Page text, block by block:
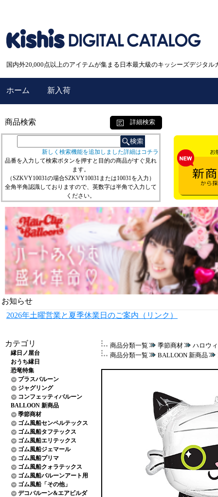
国内外20,000点以上のアイテムが集まる日本最大級のキッシーズデジタル
ホーム 新入荷
商品検索 詳細検索
新しく検索機能を追加しました詳細はコチラ
品番を入力して検索ボタンを押すと目的の商品がすぐ見れ
ます。
（SZKVY10031の場合SZKVY10031または10031を入力）
全角半角認識しておりますので、英数字は半角で入力して
ください。
お知らせ
2026年土曜営業と夏季休業日のご案内（リンク）
カテゴリ
縁日ノ屋台
おうち縁日
恐竜特集
プラスバルーン
ジャグリング
コンフェッティバルーン
BALLOON 新商品
季節商材
ゴム風船センペルテックス
ゴム風船タフテックス
ゴム風船エリテックス
ゴム風船ジェマール
ゴム風船プリマ
ゴム風船クォラテックス
ゴム風船バルーンアート用
ゴム風船「その他」
デコバルーン&エアビルダ
商品分類一覧 季節商材
ハロウ
商品分類一覧
BALLOON 新商品